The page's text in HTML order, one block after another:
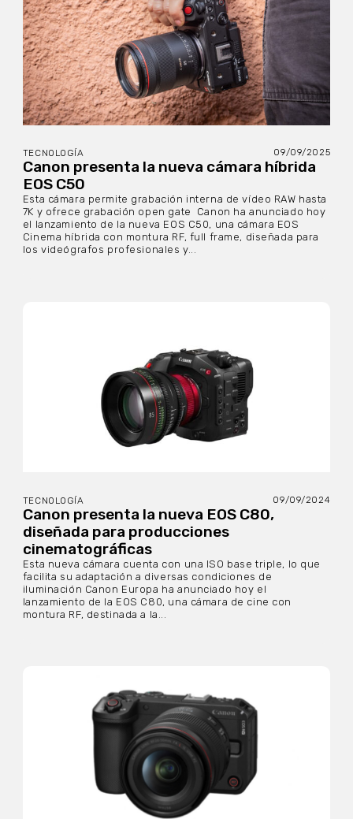
TECNOLOGÍA 09/09/2025
Canon presenta la nueva cámara híbrida
EOS C50
Esta cámara permite grabación interna de vídeo RAW hasta
7K y ofrece grabación open gate Canon ha anunciado hoy
el lanzamiento de la nueva EOS C50, una cámara EOS
Cinema híbrida con montura RF, full frame, diseñada para
los videógrafos profesionales y...
TECNOLOGÍA 09/09/2024
Canon presenta la nueva EOS C80,
diseñada para producciones
cinematográficas
Esta nueva cámara cuenta con una ISO base triple, lo que
facilita su adaptación a diversas condiciones de
iluminación Canon Europa ha anunciado hoy el
lanzamiento de la EOS C80, una cámara de cine con
montura RF, destinada a la...